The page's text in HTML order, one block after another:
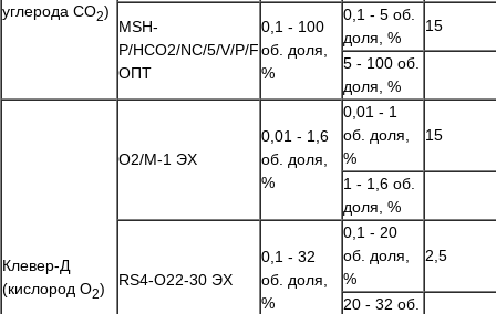
углерода СО2)
MSH-
P/HCO2/NC/5/V/P/F
ОПТ
0,1 - 100
об. доля,
%
0,1 - 5 об.
доля, %
15
5 - 100 об.
доля, %
Клевер-Д
(кислород O2)
O2/M-1 ЭХ
0,01 - 1,6
об. доля,
%
0,01 - 1
об. доля,
%
15
1 - 1,6 об.
доля, %
RS4-O22-30 ЭХ
0,1 - 32
об. доля,
%
0,1 - 20
об. доля,
%
2,5
20 - 32 об.